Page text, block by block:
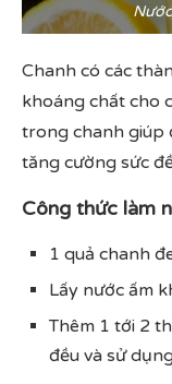
Chanh có các
khoáng chất cho
trong chanh giúp
tăng cường sức
Công thức làm
1 quả chanh
Lấy nước ấm
Thêm 1 tới 2
đều và sử